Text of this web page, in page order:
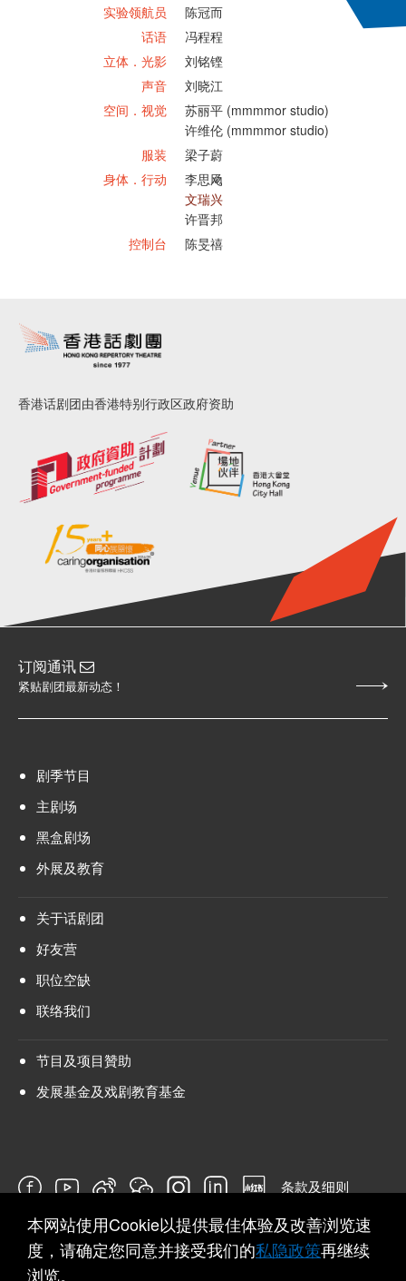
实验领航员
陈冠而
话语
冯程程
立体．光影
刘铭铿
声音
刘晓江
空间．视觉
苏丽平 (mmmmor studio)
许维伦 (mmmmor studio)
服装
梁子蔚
身体．行动
李思飏
文瑞兴
许晋邦
控制台
陈旻禧
香港话剧团由香港特别行政区政府资助
订阅通讯
紧贴剧团最新动态！
剧季节目
主剧场
黑盒剧场
外展及教育
关于话剧团
好友营
职位空缺
联络我们
节目及项目贊助
发展基金及戏剧教育基金
条款及细则
问卷
本网站使用Cookie以提供最佳体验及改善浏览速
度，请确定您同意并接受我们的私隐政策再继续
浏览。